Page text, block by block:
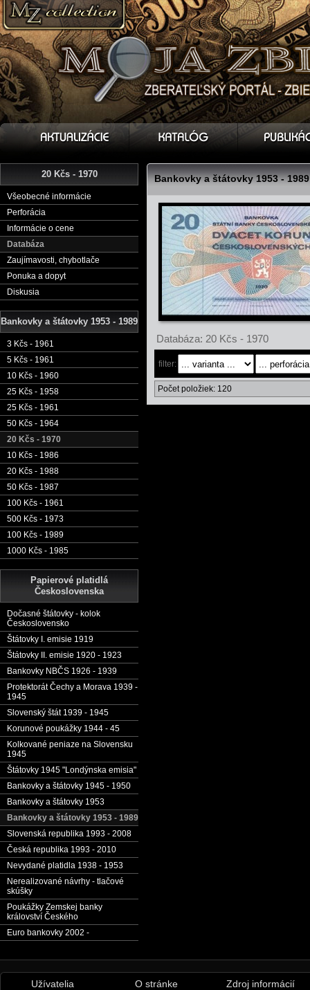
20 Kčs - 1970
Všeobecné informácie
Perforácia
Informácie o cene
Databáza
Zaujímavosti, chybotlače
Ponuka a dopyt
Diskusia
Bankovky a štátovky 1953 - 1989
3 Kčs - 1961
5 Kčs - 1961
10 Kčs - 1960
25 Kčs - 1958
25 Kčs - 1961
50 Kčs - 1964
20 Kčs - 1970
10 Kčs - 1986
20 Kčs - 1988
50 Kčs - 1987
100 Kčs - 1961
500 Kčs - 1973
100 Kčs - 1989
1000 Kčs - 1985
Papierové platidlá
Československa
Dočasné štátovky - kolok
Československo
Štátovky I. emisie 1919
Štátovky II. emisie 1920 - 1923
Bankovky NBČS 1926 - 1939
Protektorát Čechy a Morava 1939 -
1945
Slovenský štát 1939 - 1945
Korunové poukážky 1944 - 45
Kolkované peniaze na Slovensku
1945
Štátovky 1945 "Londýnska emisia"
Bankovky a štátovky 1945 - 1950
Bankovky a štátovky 1953
Bankovky a štátovky 1953 - 1989
Slovenská republika 1993 - 2008
Česká republika 1993 - 2010
Nevydané platidla 1938 - 1953
Nerealizované návrhy - tlačové
skúšky
Poukážky Zemskej banky
království Českého
Euro bankovky 2002 -
Bankovky a štátovky 1953 -
Databáza: 20 Kčs - 1970
filter:
Počet položiek: 120
Užívatelia O stránke Zdroj informácií